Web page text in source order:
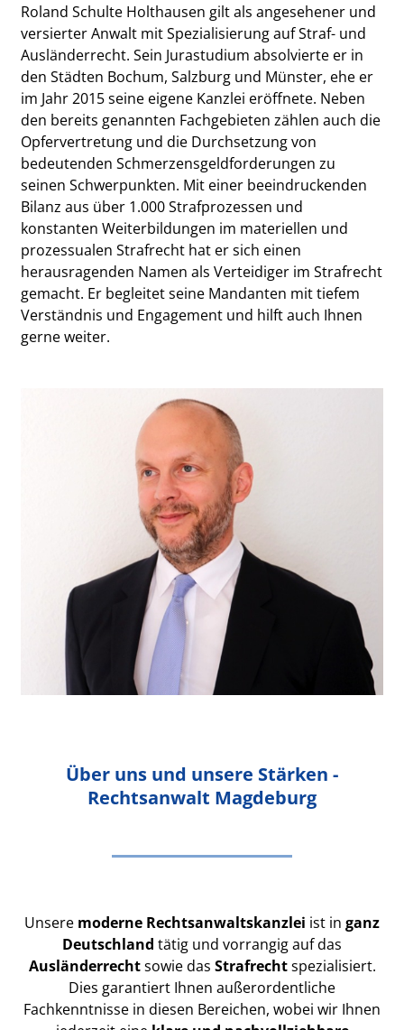
Roland Schulte Holthausen gilt als angesehener und
versierter Anwalt mit Spezialisierung auf Straf- und
Ausländerrecht. Sein Jurastudium absolvierte er in
den Städten Bochum, Salzburg und Münster, ehe er
im Jahr 2015 seine eigene Kanzlei eröffnete. Neben
den bereits genannten Fachgebieten zählen auch die
Opfervertretung und die Durchsetzung von
bedeutenden Schmerzensgeldforderungen zu
seinen Schwerpunkten. Mit einer beeindruckenden
Bilanz aus über 1.000 Strafprozessen und
konstanten Weiterbildungen im materiellen und
prozessualen Strafrecht hat er sich einen
herausragenden Namen als Verteidiger im Strafrecht
gemacht. Er begleitet seine Mandanten mit tiefem
Verständnis und Engagement und hilft auch Ihnen
gerne weiter.
Über uns und unsere Stärken -
Rechtsanwalt Magdeburg
Unsere moderne Rechtsanwaltskanzlei ist in ganz
Deutschland tätig und vorrangig auf das
Ausländerrechtsowie das Strafrechtspezialisiert.
Dies garantiert Ihnen außerordentliche
Fachkenntnisse in diesen Bereichen, wobei wir Ihnen